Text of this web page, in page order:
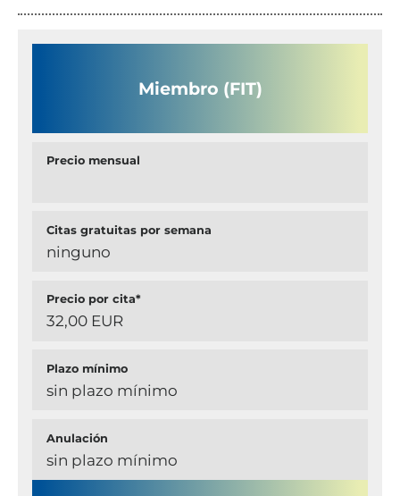
Miembro (FIT)
Precio mensual
Citas gratuitas por semana
ninguno
Precio por cita*
32,00 EUR
Plazo mínimo
sin plazo mínimo
Anulación
sin plazo mínimo